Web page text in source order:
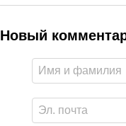
Новый